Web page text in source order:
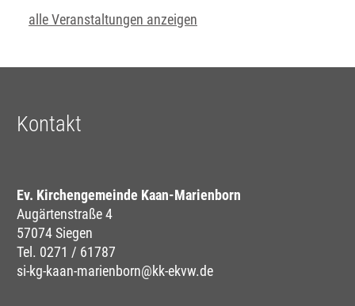
alle Veranstaltungen anzeigen
Kontakt
Ev. Kirchengemeinde Kaan-Marienborn
Augärtenstraße 4
57074 Siegen
Tel. 0271 / 61787
si-kg-kaan-marienborn@kk-ekvw.de